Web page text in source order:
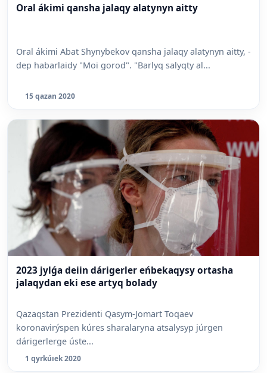
Oral ákimi qansha jalaqy alatynyn aitty
Oral ákimi Abat Shynybekov qansha jalaqy alatynyn aitty, -
dep habarlaidy "Moi gorod". "Barlyq salyqty al...
15 qazan 2020
2023 jylǵa deiin dárigerler eńbekaqysy ortasha
jalaqydan eki ese artyq bolady
Qazaqstan Prezidenti Qasym-Jomart Toqaev
koronavirýspen kúres sharalaryna atsalysyp júrgen
dárigerlerge úste...
1 qyrkúıek 2020